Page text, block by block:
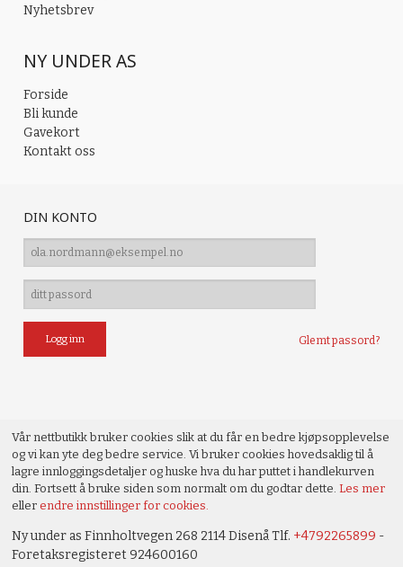
Nyhetsbrev
NY UNDER AS
Forside
Bli kunde
Gavekort
Kontakt oss
DIN KONTO
Glemt passord?
Vår nettbutikk bruker cookies slik at du får en bedre kjøpsopplevelse
og vi kan yte deg bedre service. Vi bruker cookies hovedsaklig til å
lagre innloggingsdetaljer og huske hva du har puttet i handlekurven
din. Fortsett å bruke siden som normalt om du godtar dette.Les mer
ellerendre innstillinger for cookies.
Ny under as Finnholtvegen 268 2114 Disenå Tlf. +4792265899 -
Foretaksregisteret 924600160